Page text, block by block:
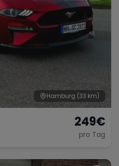
Hamburg (33 km)
249€
pro Tag